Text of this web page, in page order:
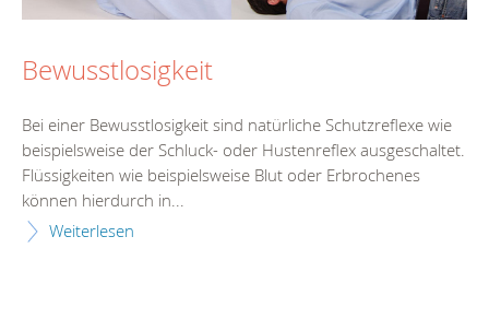
Bewusstlosigkeit
Bei einer Bewusstlosigkeit sind natürliche Schutzreflexe wie
beispielsweise der Schluck- oder Hustenreflex ausgeschaltet.
Flüssigkeiten wie beispielsweise Blut oder Erbrochenes
können hierdurch in...
Weiterlesen